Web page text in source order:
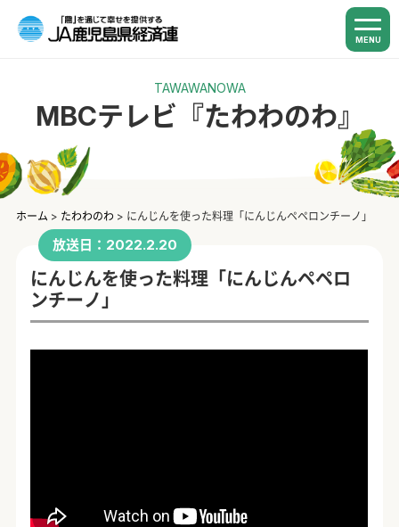
MENU
TAWAWANOWA
MBCテレビ『たわわのわ』
ホーム > たわわのわ > にんじんを使った料理「にんじんペペロンチーノ」
放送日：2022.2.20
にんじんを使った料理「にんじんペペロ
ンチーノ」